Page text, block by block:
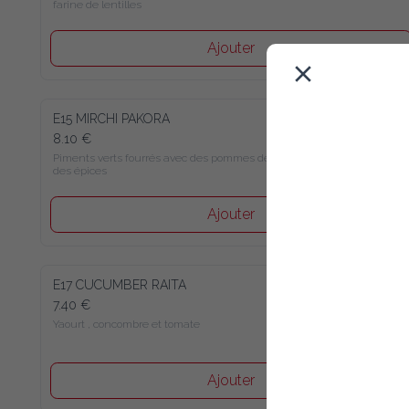
farine de lentilles
Ajouter
E15 MIRCHI PAKORA
8.10 €
Piments verts fourrés avec des pommes de terre et
des épices
Ajouter
E17 CUCUMBER RAITA
7.40 €
Yaourt , concombre et tomate
Ajouter